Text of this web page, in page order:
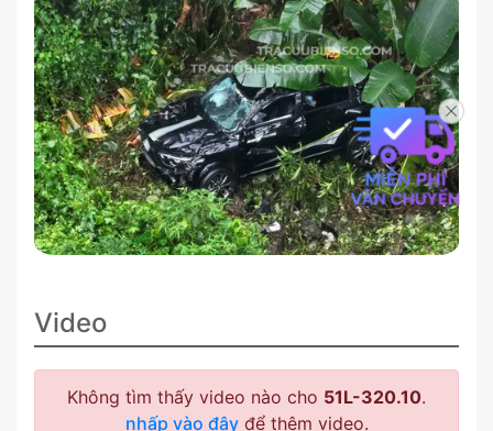
Video
Không tìm thấy video nào cho 51L-320.10.
nhấp vào đâyđể thêm video.